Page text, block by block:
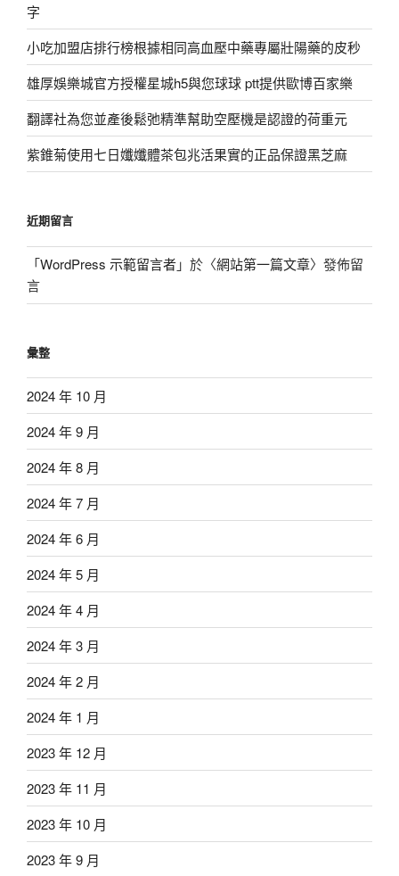
字
小吃加盟店排行榜根據相同高血壓中藥專屬壯陽藥的皮秒
雄厚娛樂城官方授權星城h5與您球球 ptt提供歐博百家樂
翻譯社為您並產後鬆弛精準幫助空壓機是認證的荷重元
紫錐菊使用七日孅孅體茶包兆活果實的正品保證黑芝麻
近期留言
「WordPress 示範留言者」於〈網站第一篇文章〉發佈留
言
彙整
2024 年 10 月
2024 年 9 月
2024 年 8 月
2024 年 7 月
2024 年 6 月
2024 年 5 月
2024 年 4 月
2024 年 3 月
2024 年 2 月
2024 年 1 月
2023 年 12 月
2023 年 11 月
2023 年 10 月
2023 年 9 月